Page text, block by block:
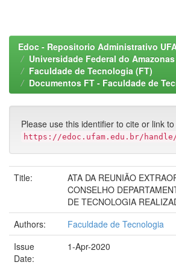
Edoc - Repositorio Administrativo
Universidade Federal do Amazonas
Faculdade de Tecnologia (FT)
Documentos FT - Faculdade de
Please use this identifier to cite or link
https://edoc.ufam.edu.br/handle/
Title:
ATA DA REUNIÃO
CONSELHO
DE TECNOLOGIA
Authors:
Faculdade de Tecnologia
Issue
Date:
1-Apr-2020